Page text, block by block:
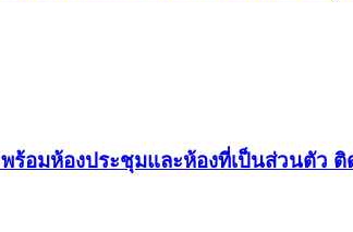
อมห้องประชุมและห้องที่เป็นส่วนตัว ติ